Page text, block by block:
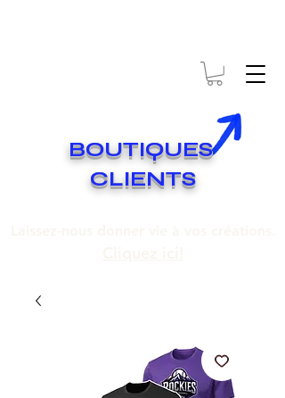
BOUTIQUES
CLIENTS